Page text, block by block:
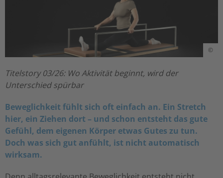
©
Titelstory 03/26: Wo Aktivität beginnt, wird der
Unterschied spürbar
Beweglichkeit fühlt sich oft einfach an. Ein Stretch
hier, ein Ziehen dort – und schon entsteht das gute
Gefühl, dem eigenen Körper etwas Gutes zu tun.
Doch was sich gut anfühlt, ist nicht automatisch
wirksam.